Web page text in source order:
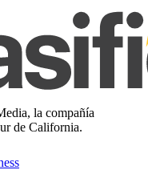
la compañía
de California.